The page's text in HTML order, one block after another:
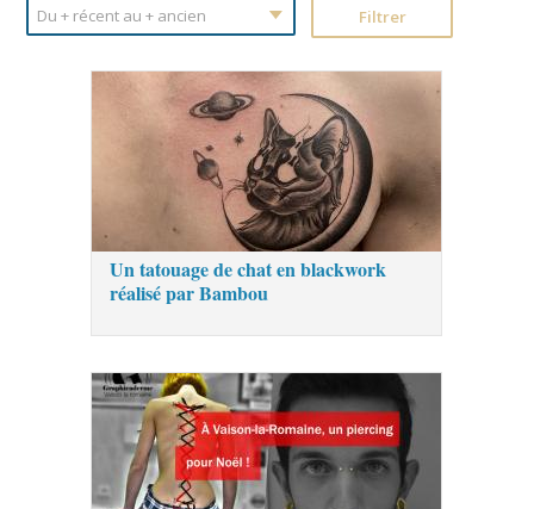
Un tatouage de chat en blackwork
réalisé par Bambou